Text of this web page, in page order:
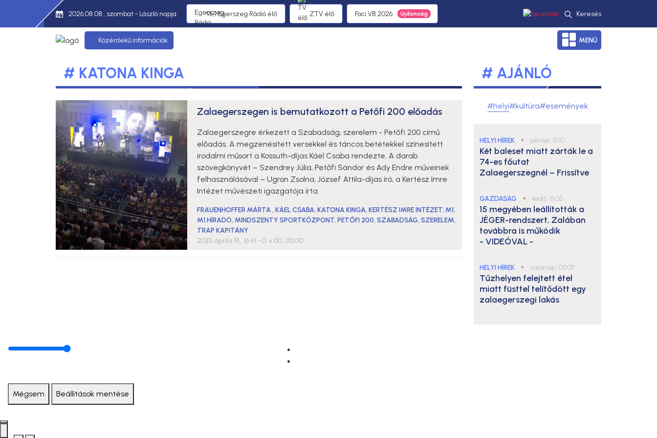
2026.08.08., szombat - László napja 95,1 Egerszeg Rádió élő ZTV élő Foci VB 2026 Keresés
Közérdekű információk MENÜ
# KATONA KINGA
Zalaegerszegen is bemutatkozott a Petőfi 200 előadás
Zalaegerszegre érkezett a Szabadság, szerelem - Petőfi 200 című
előadás. A megzenésített versekkel és táncos betétekkel színesített
irodalmi műsort a Kossuth-díjas Káel Csaba rendezte. A darab
szövegkönyvét – Szendrey Júlia, Petőfi Sándor és Ady Endre műveinek
felhasználásával – Ugron Zsolna, József Attila-díjas író, a Kertész Imre
Intézet művészeti igazgatója írta.
FRAUENHOFFER MÁRTA,KÁEL CSABA,KATONA KINGA,KERTÉSZ IMRE INTÉZET, M1,
M1 HÍRADÓ, MINDSZENTY SPORTKÖZPONT,PETŐFI 200,SZABADSÁG, SZERELEM,
TRAP KAPITÁNY
2023. április 19., 16:41 - 0. x 00., 00:00
# AJÁNLÓ
#helyi#kultúra#események
HELYI HÍREK ● péntek, 15:10
Két baleset miatt zárták le a
74-es főutat
Zalaegerszegnél – Frissítve
GAZDASÁG ● kedd, 15:05
15 megyében leállították a
JÉGER-rendszert, Zalában
továbbra is működik
- VIDEÓVAL -
HELYI HÍREK ● vasárnap, 09:09
Tűzhelyen felejtett étel
miatt füsttel telítődött egy
zalaegerszegi lakás
Mégsem Beállítások mentése